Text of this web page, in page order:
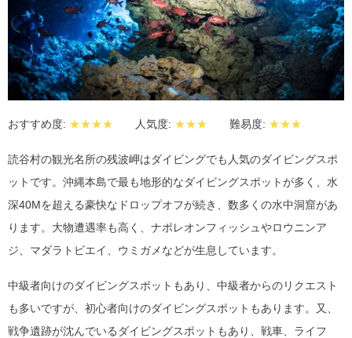
おすすめ度: ★★★★ 人気度: ★★★ 難易度: ★★★
読谷村の観光名所の残波岬はダイビングでも人気のダイビングスポ
ットです。沖縄本島で最も地形的なダイビングスポットが多く、水
深40Mを超える豪快なドロップオフが続き、数多くの水中洞窟があ
ります。大物遭遇率も高く、ナポレオンフィッシュやロウニンア
ジ、マダラトビエイ、ウミガメなどが生息しています。
中級者向けのダイビングスポットもあり、中級者からのリクエスト
も多いですが、初心者向けのダイビングスポットもあります。又、
戦争遺跡が沈んでいるダイビングスポットもあり、戦車、ライフ